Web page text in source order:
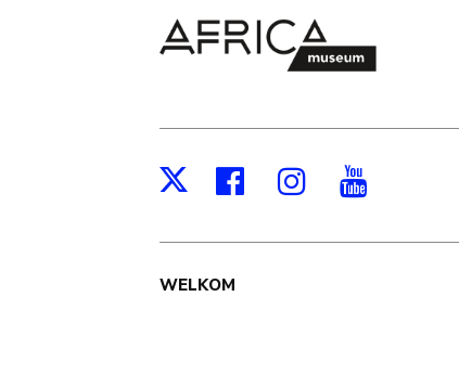
FacebookInstagram
Main
WELKOM